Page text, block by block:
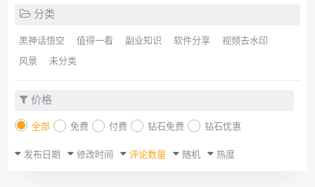
分类
黑神话悟空 值得一看 副业知识 软件分享 视频去水印
风景 未分类
价格
全部 免费 付费 钻石免费 钻石优惠
发布日期 修改时间 评论数量 随机 热度